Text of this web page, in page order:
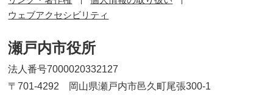
ウェブアクセシビリティ
瀬戸内市役所
法人番号7000020332127
〒701-4292 岡山県瀬戸内市邑久町尾張300-1